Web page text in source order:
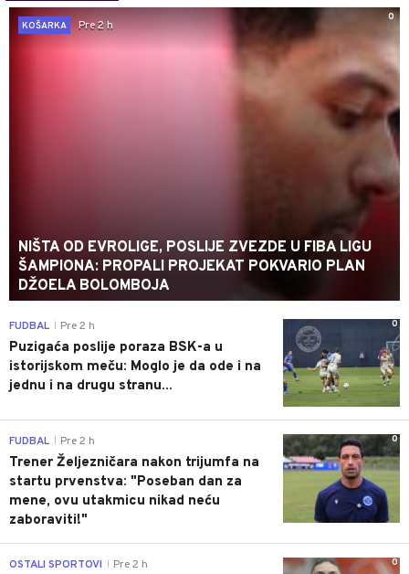
0
KOŠARKA
Pre 2 h
NIŠTA OD EVROLIGE, POSLIJE ZVEZDE U FIBA LIGU
ŠAMPIONA: PROPALI PROJEKAT POKVARIO PLAN
DŽOELA BOLOMBOJA
0
FUDBAL Pre 2 h
Puzigaća poslije poraza BSK-a u
istorijskom meču: Moglo je da ode i na
jednu i na drugu stranu...
0
FUDBAL Pre 2 h
Trener Željezničara nakon trijumfa na
startu prvenstva: "Poseban dan za
mene, ovu utakmicu nikad neću
zaboraviti!"
0
OSTALI SPORTOVI Pre 2 h